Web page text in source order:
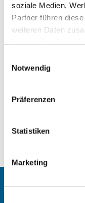
soziale Medien,
Partner führen
weiteren Daten
Notwendig
Präferenzen
Statistiken
Marketing